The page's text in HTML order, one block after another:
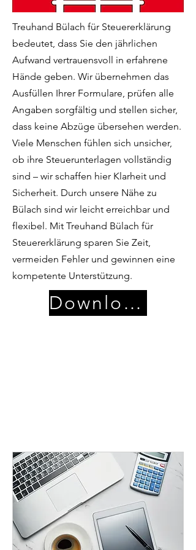
Treuhand Bülach für Steuererklärung
bedeutet, dass Sie den jährlichen
Aufwand vertrauensvoll in erfahrene
Hände geben. Wir übernehmen das
Ausfüllen Ihrer Formulare, prüfen alle
Angaben sorgfältig und stellen sicher,
dass keine Abzüge übersehen werden.
Viele Menschen fühlen sich unsicher,
ob ihre Steuerunterlagen vollständig
sind – wir schaffen hier Klarheit und
Sicherheit. Durch unsere Nähe zu
Bülach sind wir leicht erreichbar und
flexibel. Mit Treuhand Bülach für
Steuererklärung sparen Sie Zeit,
vermeiden Fehler und gewinnen eine
kompetente Unterstützung.
Download